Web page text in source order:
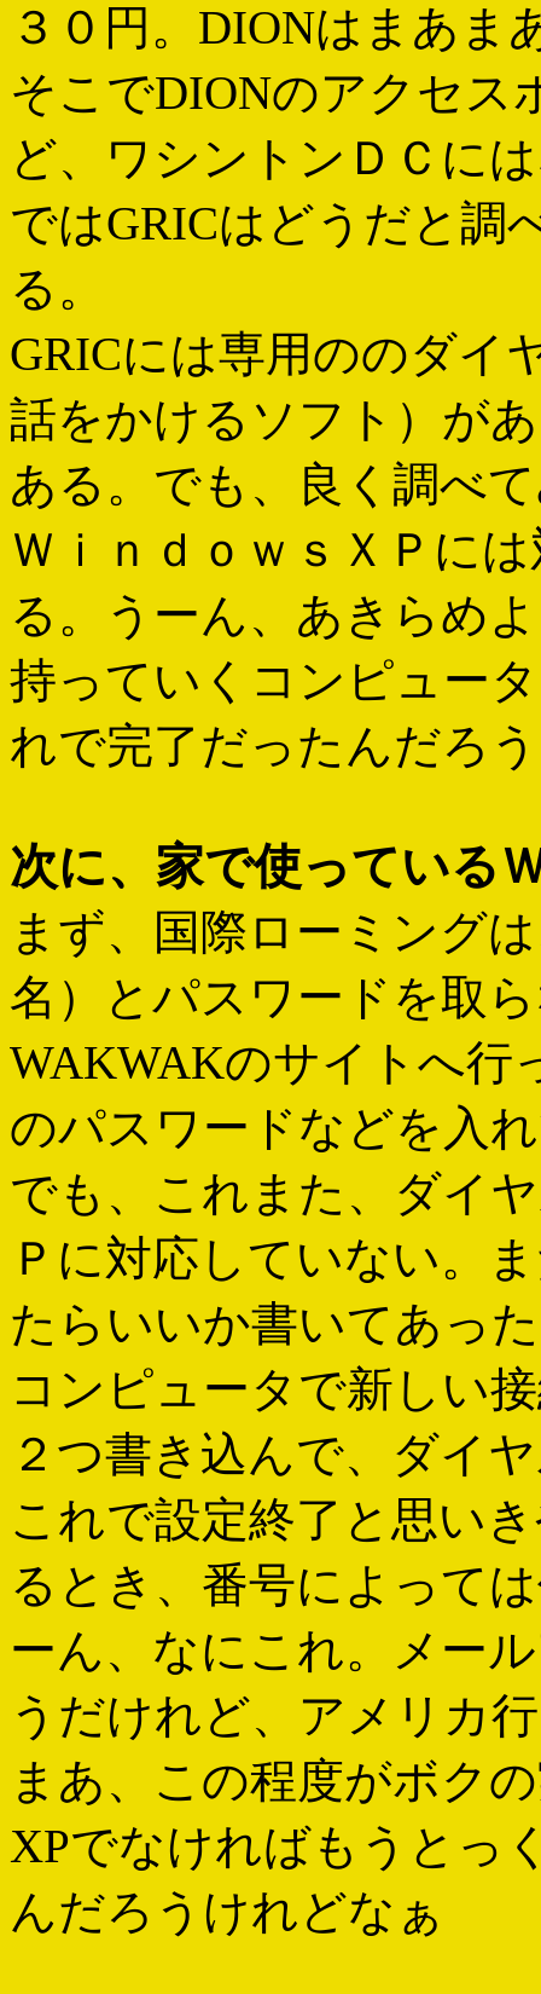
３０円。DIONはまあま
そこでDIONのアクセス
ど、ワシントンＤＣに
ではGRICはどうだと調
る。
GRICには専用ののダイ
話をかけるソフト）が
ある。でも、良く調べ
ＷｉｎｄｏｗｓＸＰに
る。うーん、あきらめ
持っていくコンピュー
れで完了だったんだろ
次に、家で使っている
まず、国際ローミング
名）とパスワードを取
WAKWAKのサイトへ行
のパスワードなどを入
でも、これまた、ダイ
Ｐに対応していない。
たらいいか書いてあっ
コンピュータで新しい
２つ書き込んで、ダイ
これで設定終了と思い
るとき、番号によって
ーん、なにこれ。メー
うだけれど、アメリカ
まあ、この程度がボク
XPでなければもうとっ
んだろうけれどなぁ